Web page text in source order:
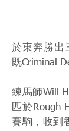
於東奔勝出
既Criminal
練馬師Will
匹於Rough
賽駒，收到